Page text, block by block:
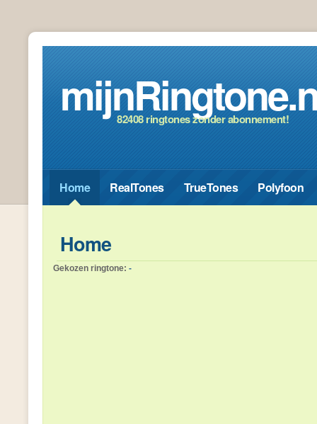
82408 ringtones zonder abonnement!
Home RealTones TrueTones Polyfoon
Home
Gekozen ringtone: -